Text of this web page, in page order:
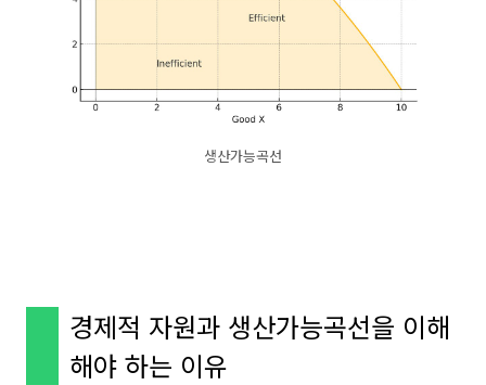
생산가능곡선
경제적 자원과 생산가능곡선을 이해
해야 하는 이유